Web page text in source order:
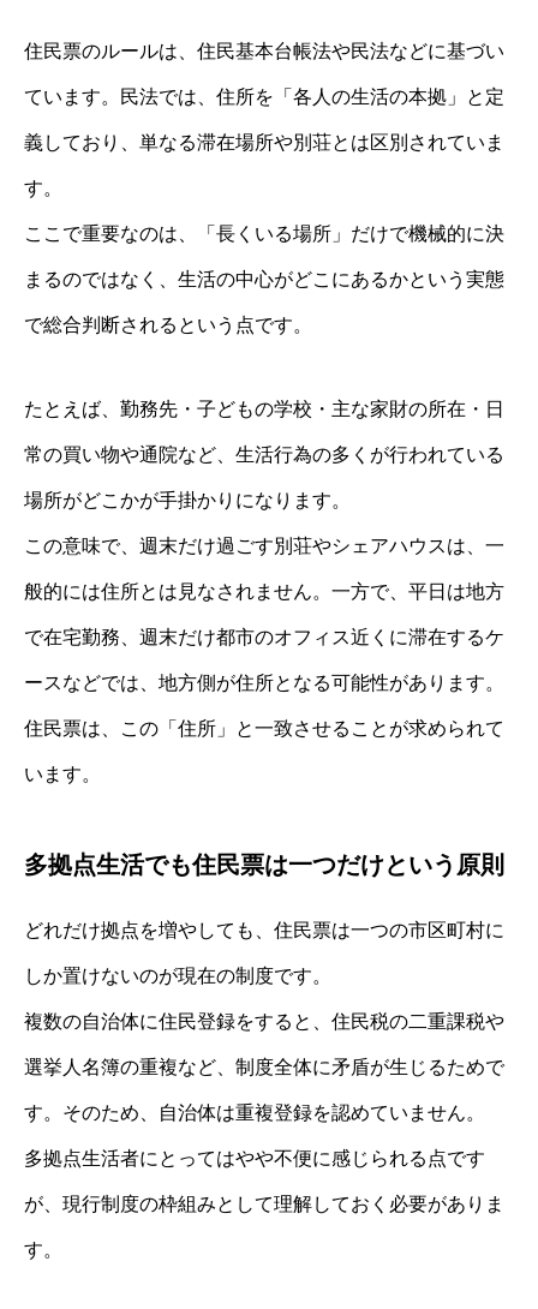
住民票のルールは、住民基本台帳法や民法などに基づい
ています。民法では、住所を「各人の生活の本拠」と定
義しており、単なる滞在場所や別荘とは区別されていま
す。
ここで重要なのは、「長くいる場所」だけで機械的に決
まるのではなく、生活の中心がどこにあるかという実態
で総合判断されるという点です。
たとえば、勤務先・子どもの学校・主な家財の所在・日
常の買い物や通院など、生活行為の多くが行われている
場所がどこかが手掛かりになります。
この意味で、週末だけ過ごす別荘やシェアハウスは、一
般的には住所とは見なされません。一方で、平日は地方
で在宅勤務、週末だけ都市のオフィス近くに滞在するケ
ースなどでは、地方側が住所となる可能性があります。
住民票は、この「住所」と一致させることが求められて
います。
多拠点生活でも住民票は一つだけという原則
どれだけ拠点を増やしても、住民票は一つの市区町村に
しか置けないのが現在の制度です。
複数の自治体に住民登録をすると、住民税の二重課税や
選挙人名簿の重複など、制度全体に矛盾が生じるためで
す。そのため、自治体は重複登録を認めていません。
多拠点生活者にとってはやや不便に感じられる点です
が、現行制度の枠組みとして理解しておく必要がありま
す。